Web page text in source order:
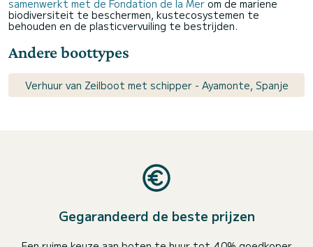
samenwerkt met de Fondation de la Mer om de mariene
biodiversiteit te beschermen, kustecosystemen te
behouden en de plasticvervuiling te bestrijden.
Andere boottypes
Verhuur van Zeilboot met schipper - Ayamonte, Spanje
Gegarandeerd de beste prijzen